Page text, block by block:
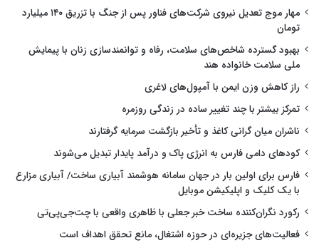
مهار موج تعدیل نیروی شرکت‌های فناور پس از جنگ با تزریق ۱۴۰ میلیارد
تومان
بهبود گسترده شاخص‌های سلامت، رفاه و توانمندسازی زنان با پیمایش
ملی سلامت خانواده هند
راز کاهش وزن ایمن با آمپول‌های لاغری
تمرکز بیشتر با چند تغییر ساده در زندگی روزمره
ناشران میان گرانی کاغذ و تأخیر بازگشت سرمایه گرفتارند
کودهای دامی فارس به انرژی پاک و درآمد پایدار تبدیل می‌شوند
فارس برای اولین بار در جهان سامانه هوشمند آبیاری ساخت/ آبیاری مزارع
با یک کلیک و اپلیکیشن موبایل
رکورد نگران‌کننده ساخت خبر جعلی با ظاهری واقعی با چت‌جی‌پی‌تی
فعالیت‌های جزیره‌ای در حوزه اشتغال، مانع تحقق اهداف است